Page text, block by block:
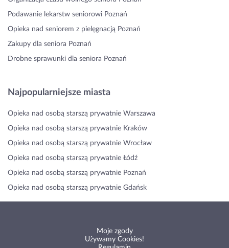
Podawanie lekarstw seniorowi Poznań
Opieka nad seniorem z pielęgnacją Poznań
Zakupy dla seniora Poznań
Drobne sprawunki dla seniora Poznań
Najpopularniejsze miasta
Opieka nad osobą starszą prywatnie Warszawa
Opieka nad osobą starszą prywatnie Kraków
Opieka nad osobą starszą prywatnie Wrocław
Opieka nad osobą starszą prywatnie Łódź
Opieka nad osobą starszą prywatnie Poznań
Opieka nad osobą starszą prywatnie Gdańsk
Moje zgody
Używamy Cookies!